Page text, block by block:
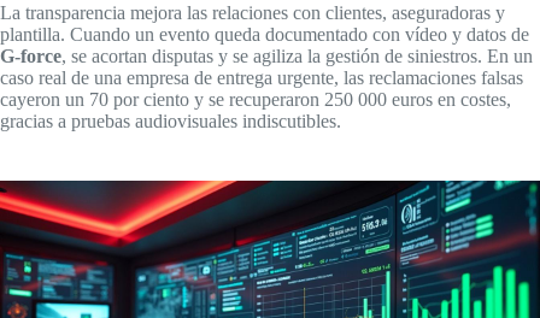
La transparencia mejora las relaciones con clientes, aseguradoras y
plantilla. Cuando un evento queda documentado con vídeo y datos de
G-force, se acortan disputas y se agiliza la gestión de siniestros. En un
caso real de una empresa de entrega urgente, las reclamaciones falsas
cayeron un 70 por ciento y se recuperaron 250 000 euros en costes,
gracias a pruebas audiovisuales indiscutibles.